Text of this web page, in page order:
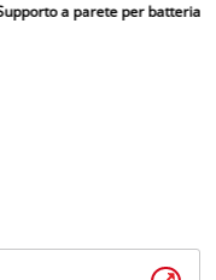
a parete per batteria